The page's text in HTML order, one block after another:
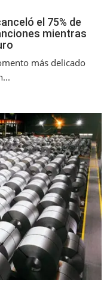
el 75% de
mientras
más delicado